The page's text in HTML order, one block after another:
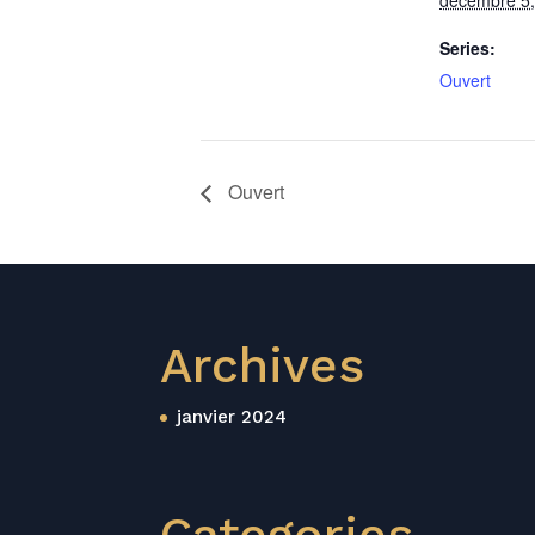
Series:
Ouvert
Ouvert
Archives
janvier 2024